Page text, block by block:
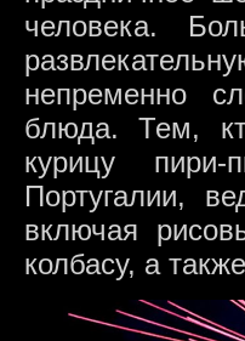
человека.
непременно
блюда. Тем,
курицу
Португалии,
включая
колбасу, а